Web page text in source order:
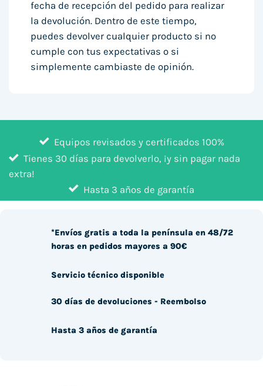
fecha de recepción del pedido para realizar
la devolución. Dentro de este tiempo,
puedes devolver cualquier producto si no
cumple con tus expectativas o si
simplemente cambiaste de opinión.
Equipos revisados y certificados 100%
Tienes 30 días para devolverlo, ¡y sin pagar nada
extra!
Hasta 3 años de garantía
*Envíos gratis a toda la península en 48/72
horas en pedidos mayores a 90€
Servicio técnico disponible
30 días de devoluciones - Reembolso
Hasta 3 años de garantía